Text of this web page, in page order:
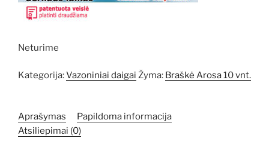
Neturime
Kategorija:Vazoniniai daigai Žyma: Braškė Arosa 10 vnt.
Aprašymas
Papildoma informacija
Atsiliepimai (0)